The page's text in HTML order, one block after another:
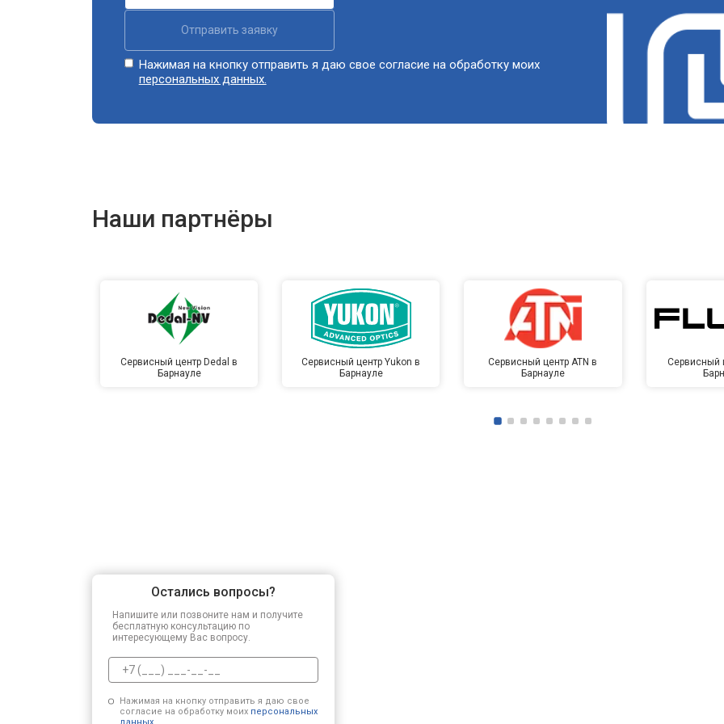
Отправить заявку
Нажимая на кнопку отправить я даю свое согласие на обработку моих
персональных данных.
Наши партнёры
Сервисный центр Dedal в
Барнауле
Сервисный центр Yukon в
Барнауле
Сервисный центр ATN в
Барнауле
Сервисный
Остались вопросы?
Напишите или позвоните нам и получите
бесплатную консультацию по
интересующему Вас вопросу.
Нажимая на кнопку отправить я даю свое
согласие на обработку моих персональных
данных.